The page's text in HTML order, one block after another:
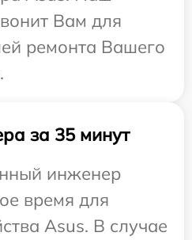
Вам для
ремонта Вашего
за 35 минут
инженер
время для
Asus. В случае